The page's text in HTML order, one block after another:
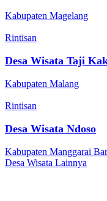
Kabupaten Magelang
Rintisan
Desa Wisata Taji
Kabupaten Malang
Rintisan
Desa Wisata Ndoso
Kabupaten Manggarai
Desa Wisata Lainnya